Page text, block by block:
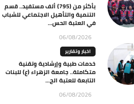
بأكثر من (795) ألف مستفيد.. قسم
التنمية والتأهيل الاجتماعي للشباب
في العتبة الحس...
06/08/2026
اخبار وتقارير
خدمات طبية وإرشادية وتقنية
متكاملة.. جامعة الزهراء (ع) للبنات
التابعة للعتبة الح...
06/08/2026